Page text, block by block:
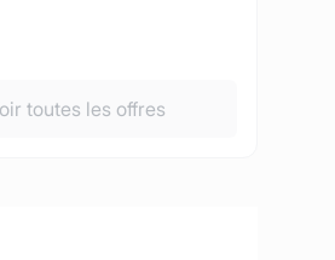
toutes les offres